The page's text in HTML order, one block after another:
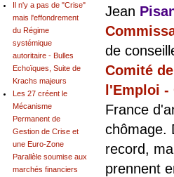
Jean
de
Comité
l'Emploi -
France
chômage.
record,
prennent
Il n'y a pas de "Crise"
mais l'effondrement
du Régime
systémique
autoritaire - Bulles
Echoïques, Suite de
Krachs majeurs
Les 27 créent le
Mécanisme
Permanent de
Gestion de Crise et
une Euro-Zone
Parallèle soumise aux
marchés financiers